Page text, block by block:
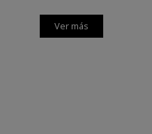
Ver más